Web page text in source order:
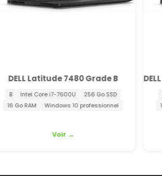
DELL Latitude 7480 (Tactile) Grade B
B Intel Core i7-7600U
256 Go SSD
16 Go RAM
Windows 10 professionnel
Voir →